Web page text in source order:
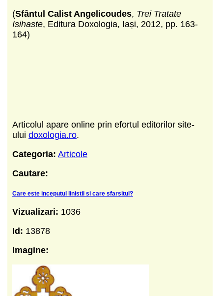
(Sfântul Calist Angelicoudes, Trei Tratate
Isihaste, Editura Doxologia, Iași, 2012, pp. 163-
164)
Articolul apare online prin efortul editorilor site-
ului doxologia.ro.
Categoria: Articole
Cautare:
Care este inceputul linistii si care sfarsitul?
Vizualizari: 1036
Id: 13878
Imagine: